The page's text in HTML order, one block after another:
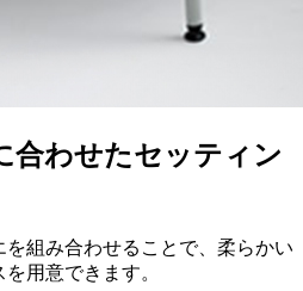
合わせたセッティン
組み合わせることで、柔らかい
用意できます。